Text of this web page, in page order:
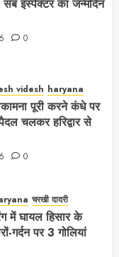
सब इंस्पेक्टर का जन्मदिन
0
videsh haryana
पूरी करने कंधे पर
चलकर हरिद्वार से
0
चरखी दादरी
में घायल हिसार के
गर्दन पर 3 गोलियां